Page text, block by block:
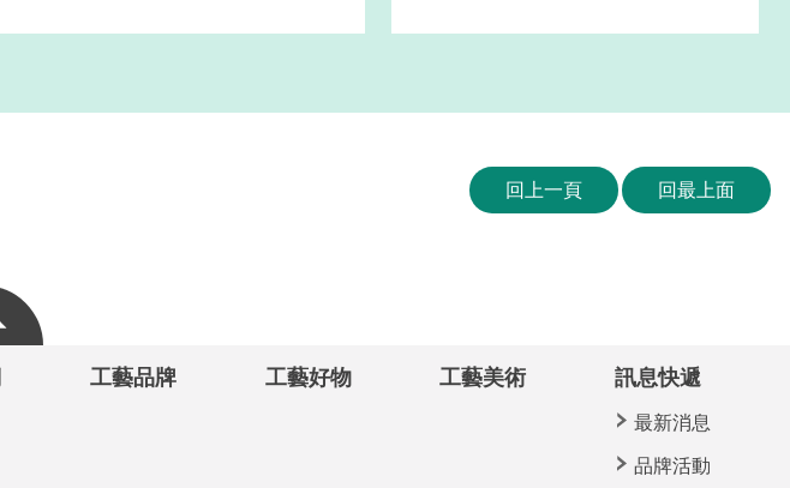
回上一頁 回最上面
工藝品牌 工藝好物 工藝美術 訊息快遞
最新消息
品牌活動